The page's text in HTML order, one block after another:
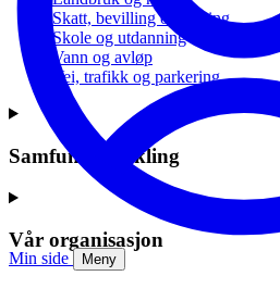
Min side Meny
Skatt, bevilling og næring
Skole og utdanning
Vann og avløp
Vei, trafikk og parkering
Samfunnsutvikling
Vår organisasjon